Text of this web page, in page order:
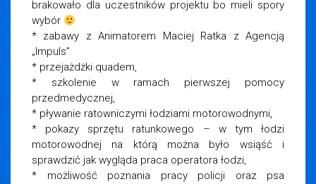
brakowało dla uczestników projektu bo mieli spory
wybór
* zabawy z Animatorem Maciej Ratka z Agencją
„Impuls”
* przejażdżki quadem,
* szkolenie w ramach pierwszej pomocy
przedmedycznej,
* pływanie ratowniczymi łodziami motorowodnymi,
* pokazy sprzętu ratunkowego – w tym łodzi
motorowodnej na którą można było wsiąść i
sprawdzić jak wygląda praca operatora łodzi,
* możliwość poznania pracy policji oraz psa